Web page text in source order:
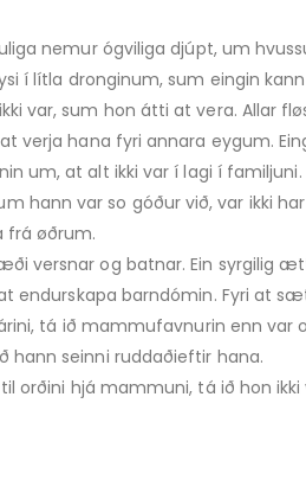
nemur ógviliga djúpt, um
í lítla dronginum, sum eingin
var, sum hon átti at vera. Allar
verja hana fyri annara eygum.
um, at alt ikki var í lagi í
hann var so góður við, var ikki
frá øðrum.
versnar og batnar. Ein syrgilig
endurskapa barndómin. Fyri at
tá ið mammufavnurin enn var
hann seinni ruddaðieftir hana.
orðini hjá mammuni, tá ið hon